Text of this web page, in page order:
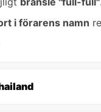
i förarens namn